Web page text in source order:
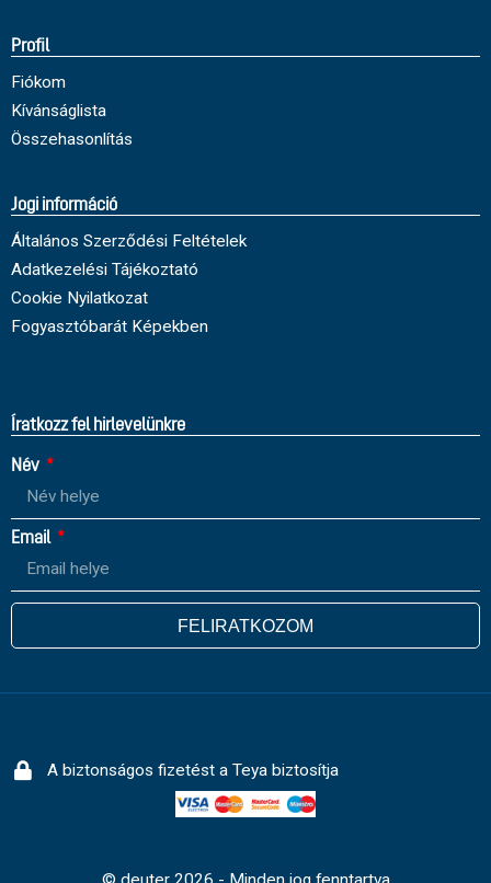
Profil
Fiókom
Kívánságlista
Összehasonlítás
Jogi információ
Általános Szerződési Feltételek
Adatkezelési Tájékoztató
Cookie Nyilatkozat
Fogyasztóbarát Képekben
Íratkozz fel hirlevelünkre
Név
Email
FELIRATKOZOM
A biztonságos fizetést a Teya biztosítja